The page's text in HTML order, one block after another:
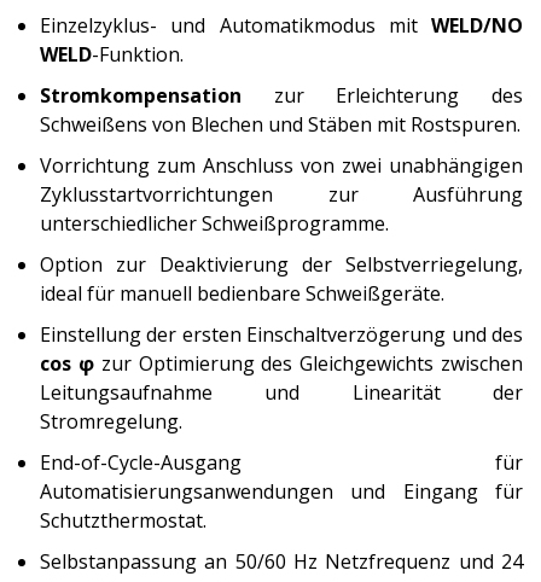
Einzelzyklus- und Automatikmodus mit WELD/NO
WELD-Funktion.
Stromkompensation zur Erleichterung des
Schweißens von Blechen und Stäben mit Rostspuren.
Vorrichtung zum Anschluss von zwei unabhängigen
Zyklusstartvorrichtungen zur Ausführung
unterschiedlicher Schweißprogramme.
Option zur Deaktivierung der Selbstverriegelung,
ideal für manuell bedienbare Schweißgeräte.
Einstellung der ersten Einschaltverzögerung und des
cos φzur Optimierung des Gleichgewichts zwischen
Leitungsaufnahme und Linearität der
Stromregelung.
End-of-Cycle-Ausgang für
Automatisierungsanwendungen und Eingang für
Schutzthermostat.
Selbstanpassung an 50/60 Hz Netzfrequenz und 24